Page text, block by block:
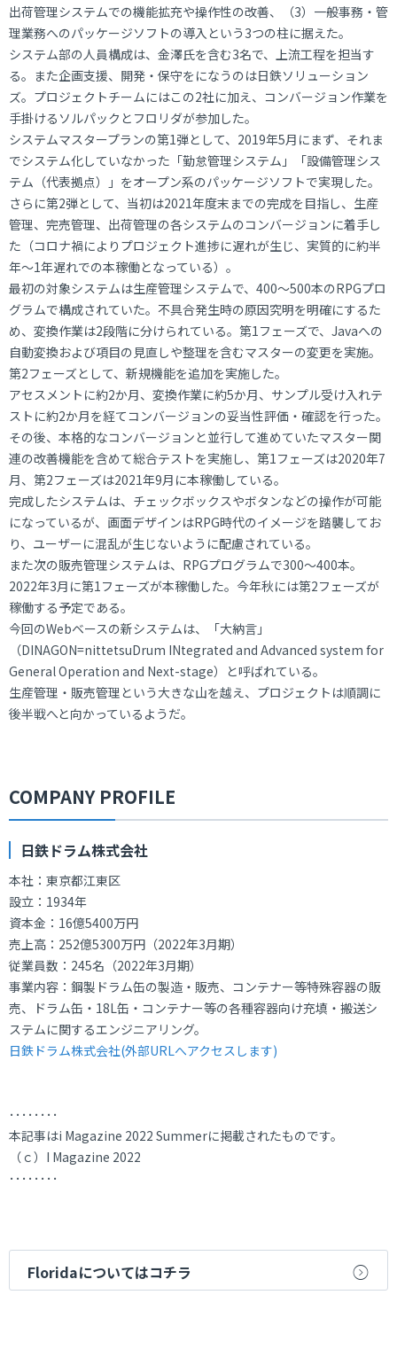
出荷管理システムでの機能拡充や操作性の改善、（3）一般事務・管
理業務へのパッケージソフトの導入という3つの柱に据えた。
システム部の人員構成は、金澤氏を含む3名で、上流工程を担当す
る。また企画支援、開発・保守をになうのは日鉄ソリューション
ズ。プロジェクトチームにはこの2社に加え、コンバージョン作業を
手掛けるソルパックとフロリダが参加した。
システムマスタープランの第1弾として、2019年5月にまず、それま
でシステム化していなかった「勤怠管理システム」「設備管理シス
テム（代表拠点）」をオープン系のパッケージソフトで実現した。
さらに第2弾として、当初は2021年度末までの完成を目指し、生産
管理、完売管理、出荷管理の各システムのコンバージョンに着手し
た（コロナ禍によりプロジェクト進捗に遅れが生じ、実質的に約半
年～1年遅れでの本稼働となっている）。
最初の対象システムは生産管理システムで、400～500本のRPGプロ
グラムで構成されていた。不具合発生時の原因究明を明確にするた
め、変換作業は2段階に分けられている。第1フェーズで、Javaへの
自動変換および項目の見直しや整理を含むマスターの変更を実施。
第2フェーズとして、新規機能を追加を実施した。
アセスメントに約2か月、変換作業に約5か月、サンプル受け入れテ
ストに約2か月を経てコンバージョンの妥当性評価・確認を行った。
その後、本格的なコンバージョンと並行して進めていたマスター関
連の改善機能を含めて総合テストを実施し、第1フェーズは2020年7
月、第2フェーズは2021年9月に本稼働している。
完成したシステムは、チェックボックスやボタンなどの操作が可能
になっているが、画面デザインはRPG時代のイメージを踏襲してお
り、ユーザーに混乱が生じないように配慮されている。
また次の販売管理システムは、RPGプログラムで300～400本。
2022年3月に第1フェーズが本稼働した。今年秋には第2フェーズが
稼働する予定である。
今回のWebベースの新システムは、「大納言」
（DINAGON=nittetsuDrum INtegrated and Advanced system for
General Operation and Next-stage）と呼ばれている。
生産管理・販売管理という大きな山を越え、プロジェクトは順調に
後半戦へと向かっているようだ。
COMPANY PROFILE
日鉄ドラム株式会社
本社：東京都江東区
設立：1934年
資本金：16億5400万円
売上高：252億5300万円（2022年3月期）
従業員数：245名（2022年3月期）
事業内容：鋼製ドラム缶の製造・販売、コンテナー等特殊容器の販
売、ドラム缶・18L缶・コンテナー等の各種容器向け充填・搬送シ
ステムに関するエンジニアリング。
日鉄ドラム株式会社(外部URLへアクセスします)
････････
本記事はi Magazine 2022 Summerに掲載されたものです。
（ｃ）I Magazine 2022
････････
Floridaについてはコチラ